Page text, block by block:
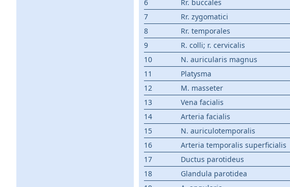
6
Rr. buccales
7
Rr. zygomatici
8
Rr. temporales
9
R. colli; r. cervicalis
10
N. auricularis magnus
11
Platysma
12
M. masseter
13
Vena facialis
14
Arteria facialis
15
N. auriculotemporalis
16
Arteria temporalis superficialis
17
Ductus parotideus
18
Glandula parotidea